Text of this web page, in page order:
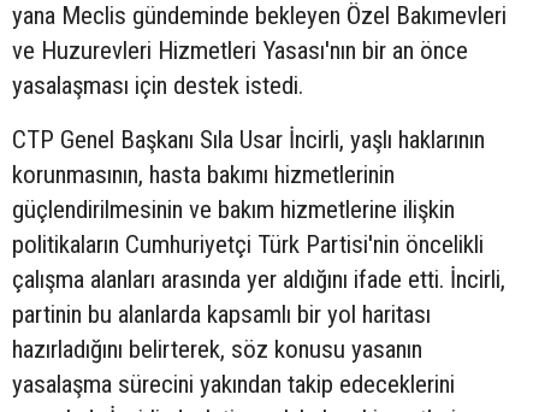
yana Meclis gündeminde bekleyen Özel Bakımevleri
ve Huzurevleri Hizmetleri Yasası'nın bir an önce
yasalaşması için destek istedi.
CTP Genel Başkanı Sıla Usar İncirli, yaşlı haklarının
korunmasının, hasta bakımı hizmetlerinin
güçlendirilmesinin ve bakım hizmetlerine ilişkin
politikaların Cumhuriyetçi Türk Partisi'nin öncelikli
çalışma alanları arasında yer aldığını ifade etti. İncirli,
partinin bu alanlarda kapsamlı bir yol haritası
hazırladığını belirterek, söz konusu yasanın
yasalaşma sürecini yakından takip edeceklerini